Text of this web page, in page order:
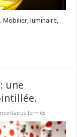
Mobilier, luminaire,
une
fermés
Vuitton
x